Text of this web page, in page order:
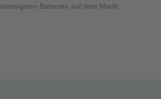
Batterien auf dem Markt